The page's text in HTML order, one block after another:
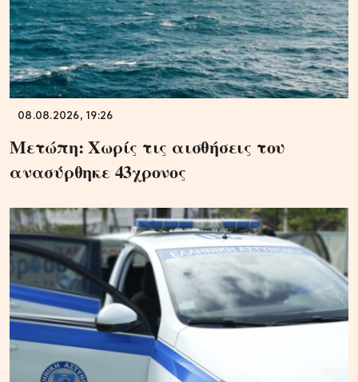
08.08.2026, 19:26
Μετώπη: Χωρίς τις αισθήσεις του
ανασύρθηκε 43χρονος